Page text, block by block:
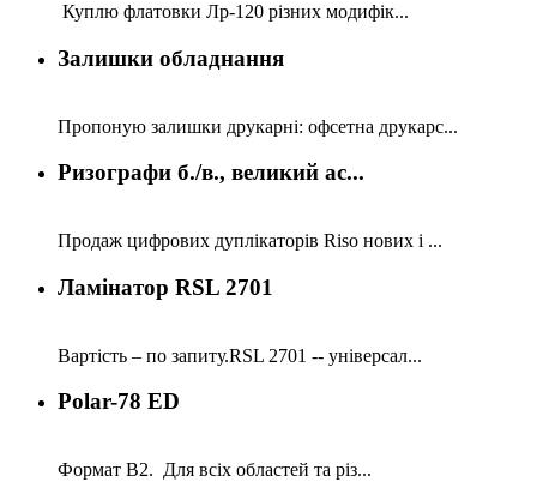
Куплю флатовки Лр-120 різних модифік...
Залишки обладнання
Пропоную залишки друкарні: офсетна друкарс...
Ризографи б./в., великий ас...
Продаж цифрових дуплікаторів Riso нових і ...
Ламінатор RSL 2701
Вартість – по запиту.RSL 2701 -- універсал...
Polar-78 ED
Формат В2. Для всіх областей та різ...